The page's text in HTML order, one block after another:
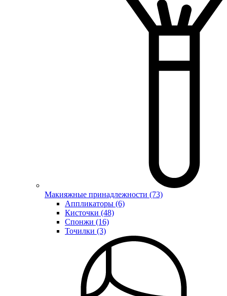
Макияжные принадлежности (73)
Аппликаторы (6)
Кисточки (48)
Спонжи (16)
Точилки (3)